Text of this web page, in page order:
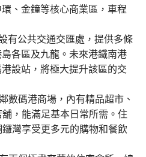
、金鐘等核心商業區，車程
有公共交通交匯處，提供多條
各區及九龍。未來港鐵南港
設站，將極大提升該區的交
數碼港商場，內有精品超市、
，能滿足基本日常所需。住
灣享受更多元的購物和餐飲